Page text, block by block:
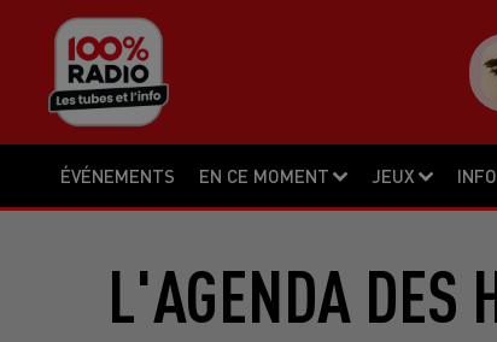
ÉVÉNEMENTS EN CE MOMENT JEUX
L'AGENDA DES